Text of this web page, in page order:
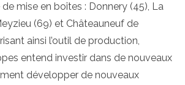
de mise en boîtes : Donnery (45), La
(69) et Châteauneuf de
ainsi l’outil de production,
entend investir dans de nouveaux
développer de nouveaux